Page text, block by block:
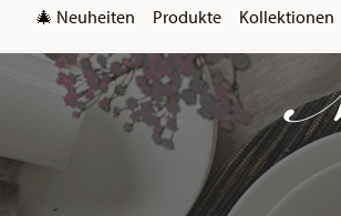
🎄 Neuheiten Produkte Kollektionen